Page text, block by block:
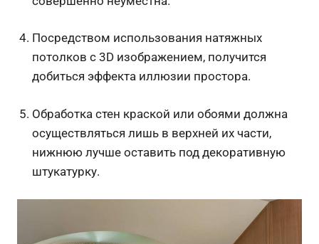
Посредством использования натяжных
потолков с 3D изображением, получится
добиться эффекта иллюзии простора.
Обработка стен краской или обоями должна
осуществляться лишь в верхней их части,
нижнюю лучше оставить под декоративную
штукатурку.